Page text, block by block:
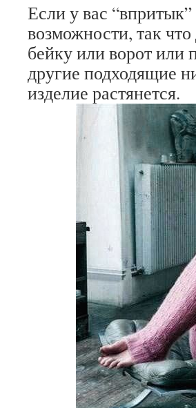
Если у вас
возможности, так
бейку или ворот или
другие подходящие
изделие растянется.